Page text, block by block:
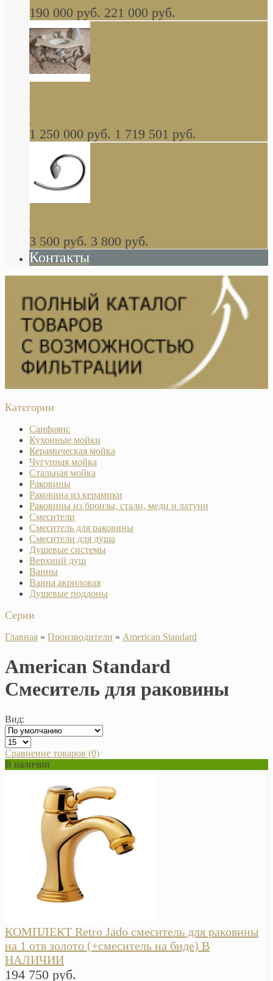
190 000 руб. 221 000 руб.
стиле барокко, из массива дерева, светло
коричневый матовый окрас + серебро
1 250 000 руб. 1 719 501 руб.
Khala Colombo аксессуары (серия) В
НАЛИЧИИ
3 500 руб. 3 800 руб.
Контакты
Категории
Санфаянс
Кухонные мойки
Керамическая мойка
Чугунная мойка
Стальная мойка
Раковины
Раковина из керамики
Раковины из бронзы, стали, меди и латуни
Смесители
Смеситель для раковины
Смесители для душа
Душевые системы
Верхний душ
Ванны
Ванна акриловая
Душевые поддоны
Серии
Главная » Производители » American Standard
American Standard
Смеситель для раковины
Вид:
Сравнение товаров (0)
В наличии
КОМПЛЕКТ Retro Jado смеситель для раковины
на 1 отв золото (+смеситель на биде) В
НАЛИЧИИ
194 750 руб.